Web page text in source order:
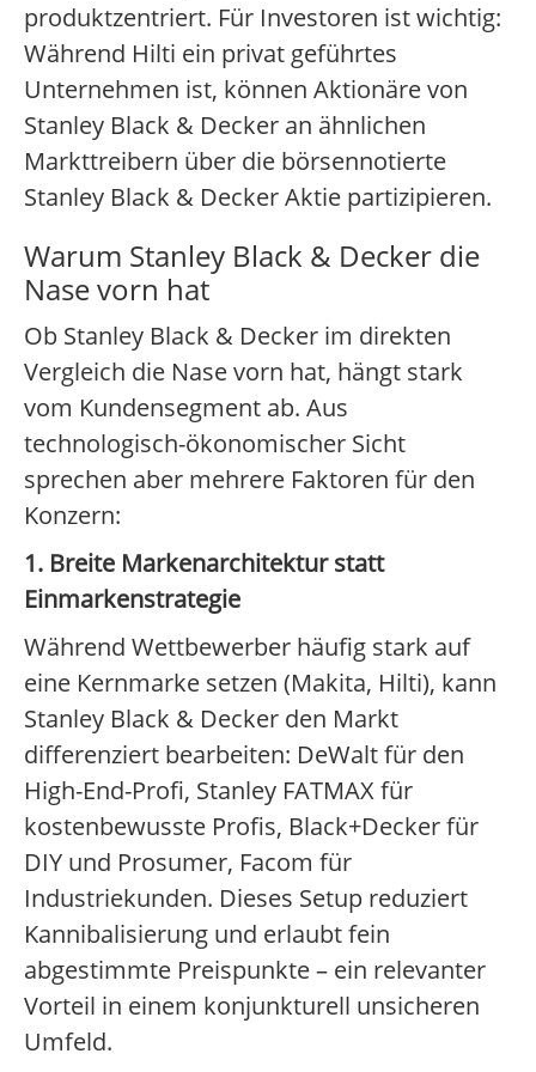
produktzentriert. Für Investoren ist wichtig:
Während Hilti ein privat geführtes
Unternehmen ist, können Aktionäre von
Stanley Black & Decker an ähnlichen
Markttreibern über die börsennotierte
Stanley Black & Decker Aktie partizipieren.
Warum Stanley Black & Decker die
Nase vorn hat
Ob Stanley Black & Decker im direkten
Vergleich die Nase vorn hat, hängt stark
vom Kundensegment ab. Aus
technologisch-ökonomischer Sicht
sprechen aber mehrere Faktoren für den
Konzern:
1. Breite Markenarchitektur statt
Einmarkenstrategie
Während Wettbewerber häufig stark auf
eine Kernmarke setzen (Makita, Hilti), kann
Stanley Black & Decker den Markt
differenziert bearbeiten: DeWalt für den
High-End-Profi, Stanley FATMAX für
kostenbewusste Profis, Black+Decker für
DIY und Prosumer, Facom für
Industriekunden. Dieses Setup reduziert
Kannibalisierung und erlaubt fein
abgestimmte Preispunkte – ein relevanter
Vorteil in einem konjunkturell unsicheren
Umfeld.